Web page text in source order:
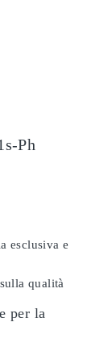
Ph
esclusiva e
qualità
per la